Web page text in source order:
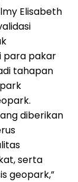
Elisabeth
para pakar
tahapan
diberikan
serta
geopark,”